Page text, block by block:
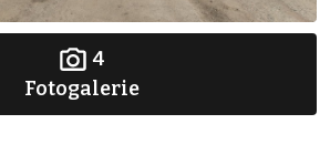
4
Fotogalerie